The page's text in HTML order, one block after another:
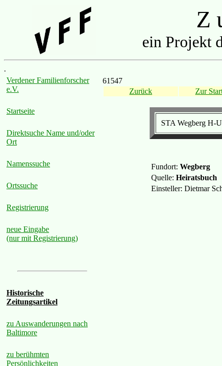
Z
ein Projekt
.
Verdener Familienforscher
e.V.
Startseite
Direktsuche Name und/oder
Ort
Namenssuche
Ortssuche
Registrierung
neue Eingabe
(nur mit Registrierung)
Historische
Zeitungsartikel
zu Auswanderungen nach
Baltimore
zu berühmten
Persönlichkeiten
61547
Zurück
Zur
STA Wegberg H-
Fundort: Wegberg
Quelle: Heiratsbuch
Einsteller: Dietmar